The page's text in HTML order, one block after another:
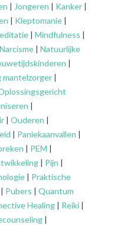
| Jongeren | Kanker |
| Kleptomanie |
| Mindfulness |
Narcisme | Natuurlijke
|
mantelzorger |
|
| Ouderen |
| Paniekaanvallen |
| PEM |
| Pijn |
| Praktische
| Pubers | Quantum
Healing | Reiki |
|